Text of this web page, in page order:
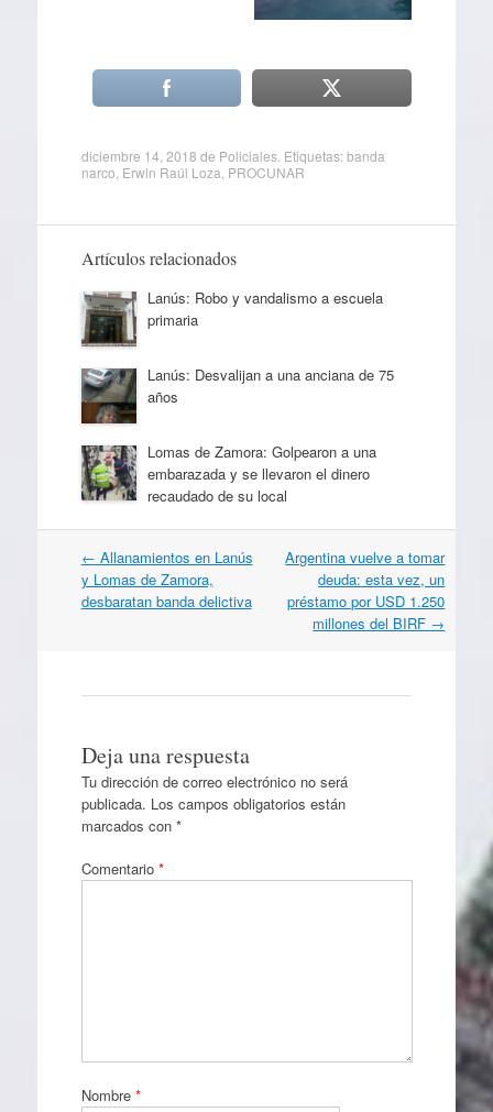
diciembre 14, 2018 de Policiales. Etiquetas:banda
narco Erwin Raúl Loza PROCUNAR
Artículos relacionados
Lanús: Robo y vandalismo a escuela
primaria
Lanús: Desvalijan a una anciana de 75
años
Lomas de Zamora: Golpearon a una
embarazada y se llevaron el dinero
recaudado de su local
Navegación
por
artículos
← Allanamientos en Lanús
y Lomas de Zamora,
desbaratan banda delictiva
Argentina vuelve a tomar
deuda: esta vez, un
préstamo por USD 1.250
millones del BIRF →
Deja una respuesta
Tu dirección de correo electrónico no será
publicada. Los campos obligatorios están
marcados con *
Comentario *
Nombre *